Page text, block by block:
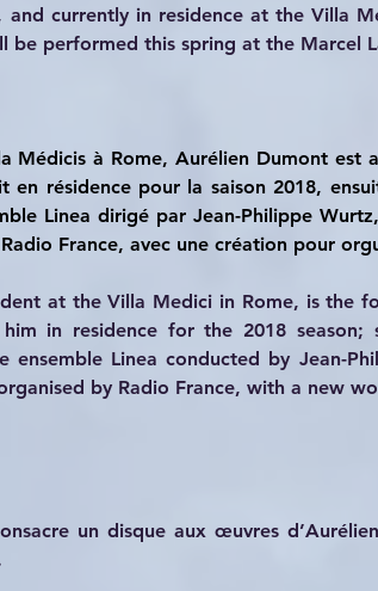
and currently in residence at the Villa
be performed this spring at the Marcel
Médicis à Rome, Aurélien Dumont
en résidence pour la saison 2018,
Linea dirigé par Jean-Philippe
France, avec une création pour
at the Villa Medici in Rome, is the
in residence for the 2018
ensemble Linea conducted by Jean-
by Radio France, with a new
un disque aux œuvres